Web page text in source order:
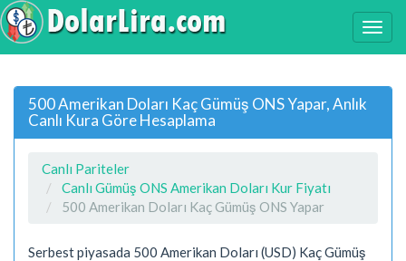
500 Amerikan Doları Kaç Gümüş ONS Yapar, Anlık
Canlı Kura Göre Hesaplama
Canlı Pariteler
Canlı Gümüş ONS Amerikan Doları Kur Fiyatı
500 Amerikan Doları Kaç Gümüş ONS Yapar
Serbest piyasada 500 Amerikan Doları (USD) Kaç Gümüş